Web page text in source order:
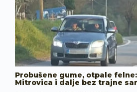
Probušene gume, otpale
Mitrovica i dalje bez trajne